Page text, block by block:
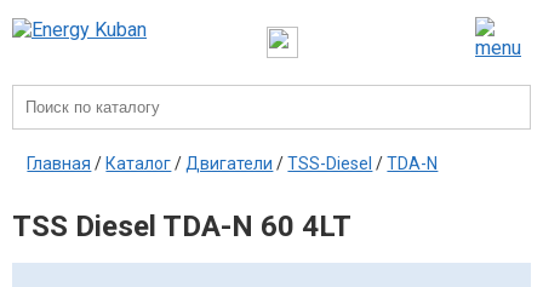
Главная / Каталог/ Двигатели /TSS-Diesel /TDA-N
TSS Diesel TDA-N 60 4LT